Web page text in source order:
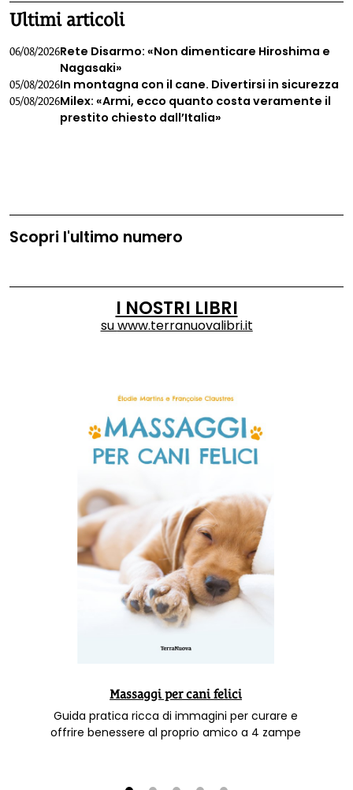
Ultimi articoli
06/08/2026Rete Disarmo: «Non dimenticare Hiroshima e
Nagasaki»
05/08/2026In montagna con il cane. Divertirsi in sicurezza
05/08/2026Milex: «Armi, ecco quanto costa veramente il
prestito chiesto dall’Italia»
Scopri l'ultimo numero
I NOSTRI LIBRI
suwww.terranuovalibri.it
Massaggi per cani felici
Guida pratica ricca di immagini per curare e
offrire benessere al proprio amico a 4 zampe